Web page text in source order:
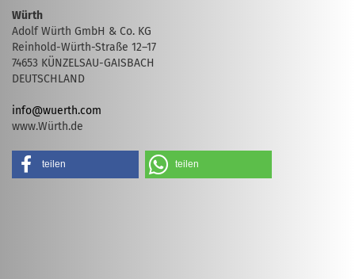
Würth
Adolf Würth GmbH & Co. KG
Reinhold-Würth-Straße 12–17
74653 KÜNZELSAU-GAISBACH
DEUTSCHLAND
info@wuerth.com
www.Würth.de
teilen teilen